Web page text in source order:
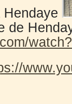
Hendaye
de